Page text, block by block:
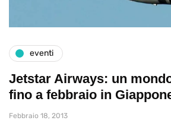
eventi
Jetstar Airways: un
fino a febbraio in
Febbraio 18, 2013